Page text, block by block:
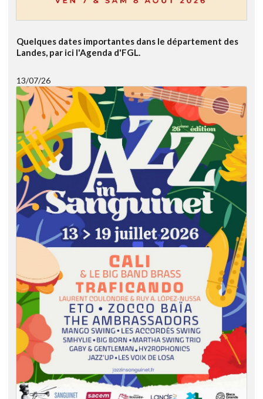
Quelques dates importantes dans le département des
Landes, par ici l'Agenda d'FGL.
13/07/26